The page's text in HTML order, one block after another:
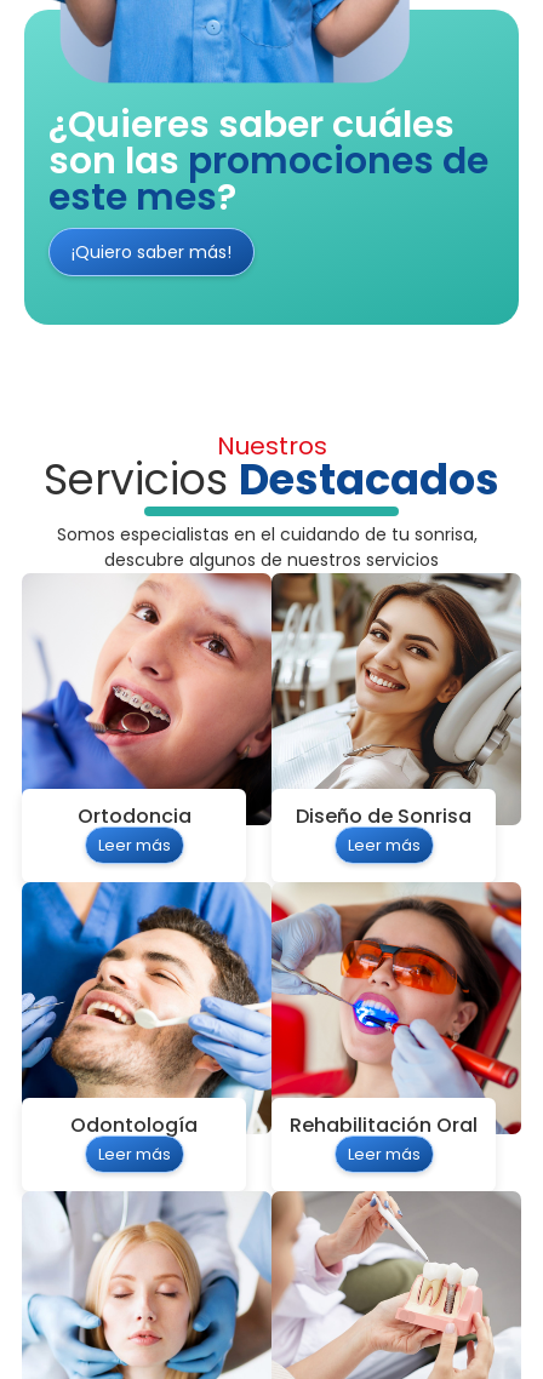
¿Quieres saber cuáles
son las promociones de
este mes?
¡Quiero saber más!
Nuestros
Servicios Destacados
Somos especialistas en el cuidando de tu sonrisa,
descubre algunos de nuestros servicios
Ortodoncia
Leer más
Diseño de Sonrisa
Leer más
Odontología
Leer más
Rehabilitación Oral
Leer más